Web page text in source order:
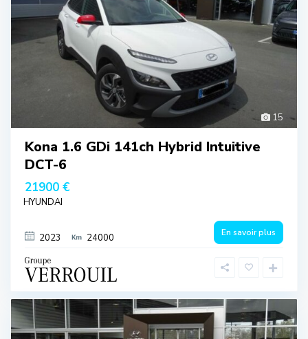
15
Kona 1.6 GDi 141ch Hybrid Intuitive
DCT-6
21900 €
HYUNDAI
2023 24000 En savoir plus